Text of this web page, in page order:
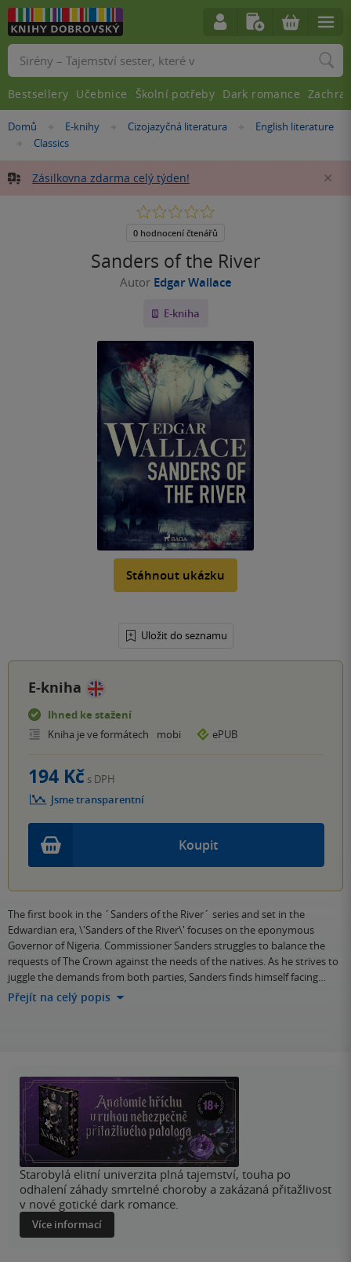
Nacházíte
Domů »E-knihy »
Cizojazyčná literatura »
English literature
»
Classics
Zásilkovna zdarma celý týden!
Sanders of the River
Autor Edgar Wallace
E-kniha
Stáhnout ukázku
Uložit do seznamu
0.0
5
0 hodnocení čtenářů
E-kniha
Ihned ke stažení
Kniha je ve formátech
mobi ePUB
Koupit
194 Kč s DPH
Jsme transparentní
The first book in the ´Sanders of the River´ series and set in the
Edwardian era, \'Sanders of the River\' focuses on the eponymous
Governor of Nigeria. Commissioner Sanders struggles to balance the
requests of The Crown against the needs of the natives. As he strives to
juggle the demands from both parties, Sanders finds himself facing…
Přejít na celý popis
Starobylá elitní univerzita plná tajemství, touha po
odhalení záhady smrtelné choroby a zakázaná přitažlivost
v nové gotické dark romance.
Více informací
Vyhledávání
Bestsellery Učebnice Školní potřeby Dark romance